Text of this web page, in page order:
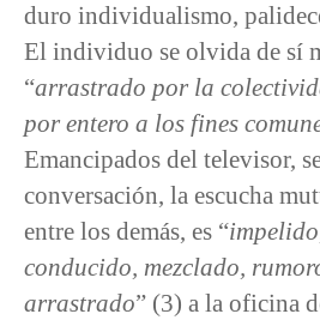
duro individualismo,
El individuo se olvida de sí
“arrastrado por la
por entero a los fines
Emancipados del televisor,
conversación, la escucha
entre los demás, es “
conducido, mezclado,
arrastrado” (3) a la oficina